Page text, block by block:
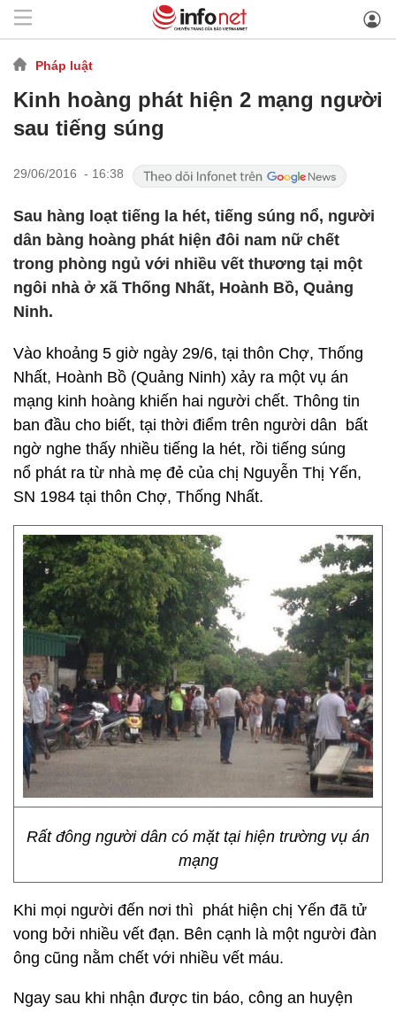
Pháp luật
Kinh hoàng phát hiện 2 mạng người
sau tiếng súng
29/06/2016 - 16:38
Sau hàng loạt tiếng la hét, tiếng súng nổ, người
dân bàng hoàng phát hiện đôi nam nữ chết
trong phòng ngủ với nhiều vết thương tại một
ngôi nhà ở xã Thống Nhất, Hoành Bồ, Quảng
Ninh.
Vào khoảng 5 giờ ngày 29/6, tại thôn Chợ, Thống
Nhất, Hoành Bồ (Quảng Ninh) xảy ra một vụ án
mạng kinh hoàng khiến hai người chết. Thông tin
ban đầu cho biết, tại thời điểm trên người dân bất
ngờ nghe thấy nhiều tiếng la hét, rồi tiếng súng
nổ phát ra từ nhà mẹ đẻ của chị Nguyễn Thị Yến,
SN 1984 tại thôn Chợ, Thống Nhất.
Rất đông người dân có mặt tại hiện trường vụ án
mạng
Khi mọi người đến nơi thì phát hiện chị Yến đã tử
vong bởi nhiều vết đạn. Bên cạnh là một người đàn
ông cũng nằm chết với nhiều vết máu.
Ngay sau khi nhận được tin báo, công an huyện